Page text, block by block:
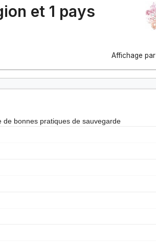
et 1 pays
Affichage par
de bonnes pratiques de sauvegarde